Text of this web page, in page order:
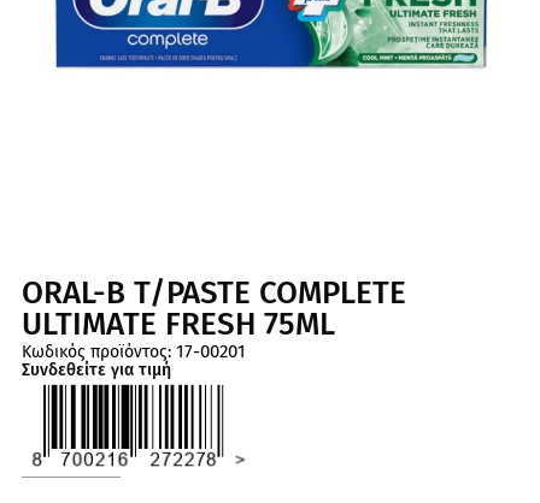
ORAL-B T/PASTE COMPLETE
ULTIMATE FRESH 75ML
Κωδικός προϊόντος: 17-00201
Συνδεθείτε για τιμή